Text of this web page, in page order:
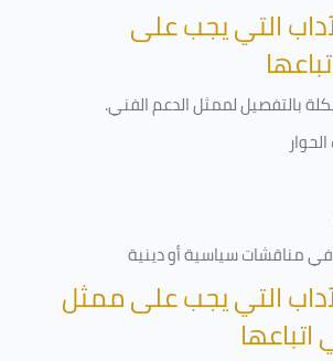
التي يجب على
بالتفصيل لممثل الدعم الفني.
مناقشات سياسية أو دينية
التي يجب على ممثل